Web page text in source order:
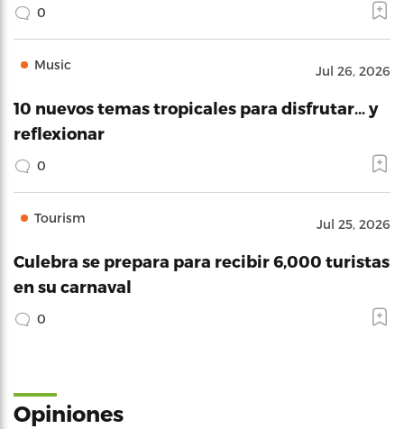
0
Music Jul 26, 2026
10 nuevos temas tropicales para disfrutar… y
reflexionar
0
Tourism Jul 25, 2026
Culebra se prepara para recibir 6,000 turistas
en su carnaval
0
Opiniones